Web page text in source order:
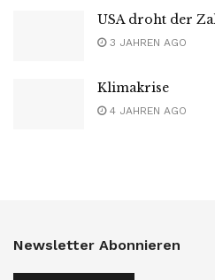
USA droht der
3 JAHREN AGO
Klimakrise
4 JAHREN AGO
Newsletter Abonnieren